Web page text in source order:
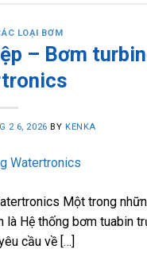
LOẠI BƠM
– Bơm
2 6, 2026 BY KENKA
Một trong
Hệ thống bơm tuabin
cầu về […]